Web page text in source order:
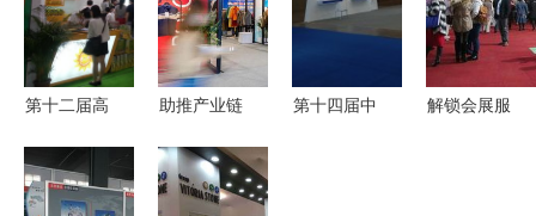
务博览会暨
国际福祉博
览会
提升品牌影
盛宴
第十二届高
览会 千载
助推产业链
国际服装服
第十四届中
解锁会展服